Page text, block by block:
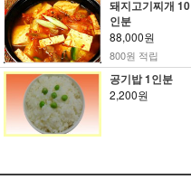
돼지고기찌개 10
인분
88,000원
800원 적립
공기밥 1인분
2,200원